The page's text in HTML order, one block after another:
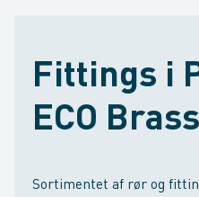
Fittings i
ECO Brass
Sortimentet af rør og